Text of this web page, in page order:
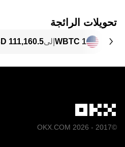
تحويلات الرائجة
1 WBTC إلى
©2017 - 2026 OKX.COM